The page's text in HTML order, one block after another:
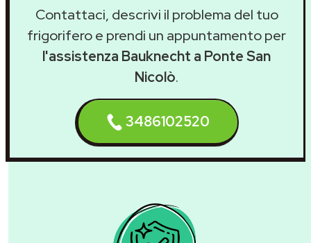
Contattaci, descrivi il problema del tuo
frigorifero e prendi un appuntamento per
l'assistenza Bauknecht a Ponte San
Nicolò.
3486102520